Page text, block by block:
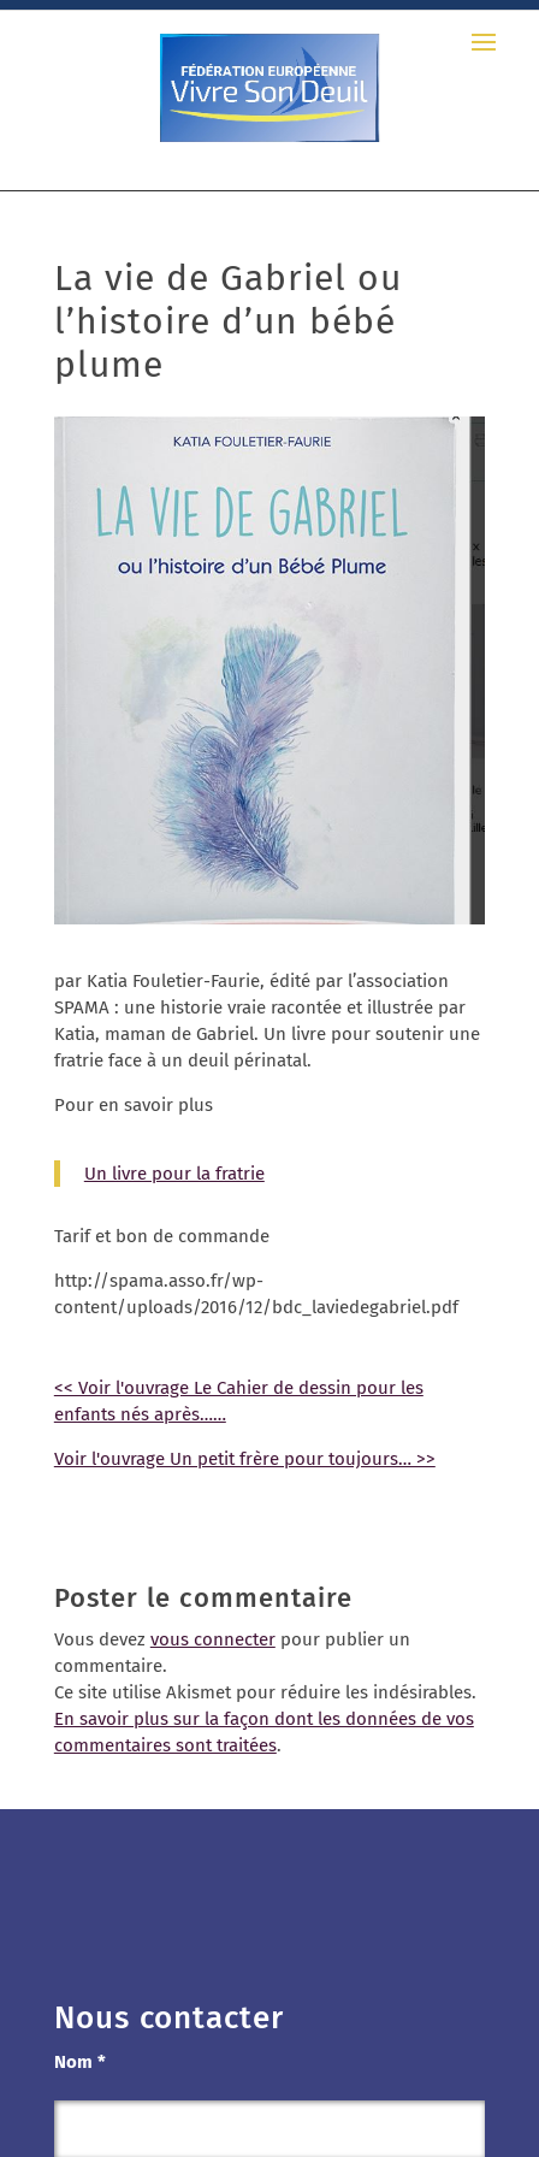
La vie de Gabriel ou
l’histoire d’un bébé
plume
par Katia Fouletier-Faurie, édité par l’association
SPAMA : une historie vraie racontée et illustrée par
Katia, maman de Gabriel. Un livre pour soutenir une
fratrie face à un deuil périnatal.
Pour en savoir plus
Un livre pour la fratrie
Tarif et bon de commande
http://spama.asso.fr/wp-
content/uploads/2016/12/bdc_laviedegabriel.pdf
<< Voir l'ouvrage Le Cahier de dessin pour les
enfants nés après……
Voir l'ouvrage Un petit frère pour toujours… >>
Poster le commentaire
Vous devez vous connecterpour publier un
commentaire.
Ce site utilise Akismet pour réduire les indésirables.
En savoir plus sur la façon dont les données de vos
commentaires sont traitées.
Nous contacter
Nom *